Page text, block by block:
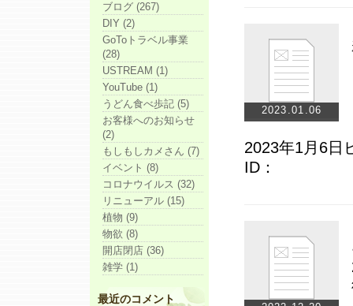
2023.01.06
2023年1月6日
ブログ (267)
DIY (2)
GoToトラベル事業
(28)
USTREAM (1)
YouTube (1)
うどん食べ歩記 (5)
お客様へのお知らせ
(2)
もしもしカメさん (7)
イベント (8)
コロナウイルス (32)
リニューアル (15)
植物 (9)
物欲 (8)
開店閉店 (36)
雑学 (1)
最近のコメント